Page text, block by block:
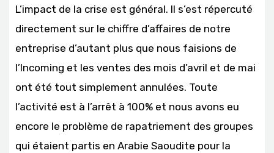
L’impact de la crise est général. Il s’est répercuté
directement sur le chiffre d’affaires de notre
entreprise d’autant plus que nous faisions de
l’Incoming et les ventes des mois d’avril et de mai
ont été tout simplement annulées. Toute
l’activité est à l’arrêt à 100% et nous avons eu
encore le problème de rapatriement des groupes
qui étaient partis en Arabie Saoudite pour la